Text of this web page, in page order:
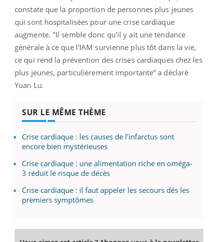
constate que la proportion de personnes plus jeunes
qui sont hospitalisées pour une crise cardiaque
augmente. "Il semble donc qu'il y ait une tendance
générale à ce que l'IAM survienne plus tôt dans la vie,
ce qui rend la prévention des crises cardiaques chez les
plus jeunes, particulièrement importante” a déclaré
Yuan Lu.
SUR LE MÊME THÈME
Crise cardiaque : les causes de l'infarctus sont
encore bien mystérieuses
Crise cardiaque : une alimentation riche en oméga-
3 réduit le risque de décès
Crise cardiaque : il faut appeler les secours dés les
premiers symptômes